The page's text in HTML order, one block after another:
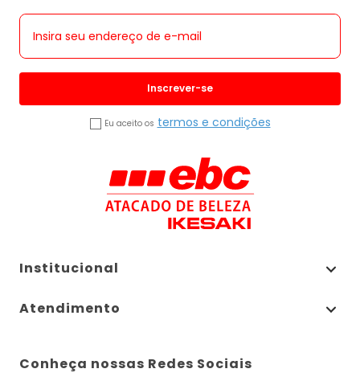
Inscrever-se
Eu aceito os termos e condições
Institucional
Atendimento
Conheça nossas Redes Sociais